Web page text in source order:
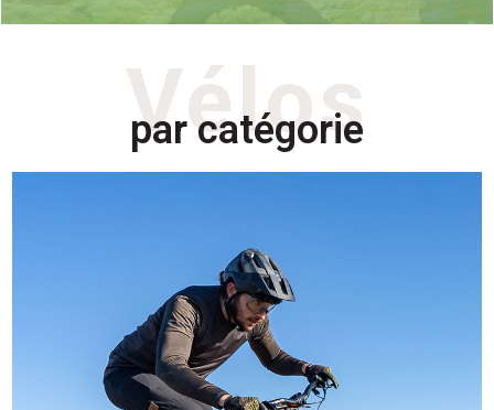
Vélos
par catégorie